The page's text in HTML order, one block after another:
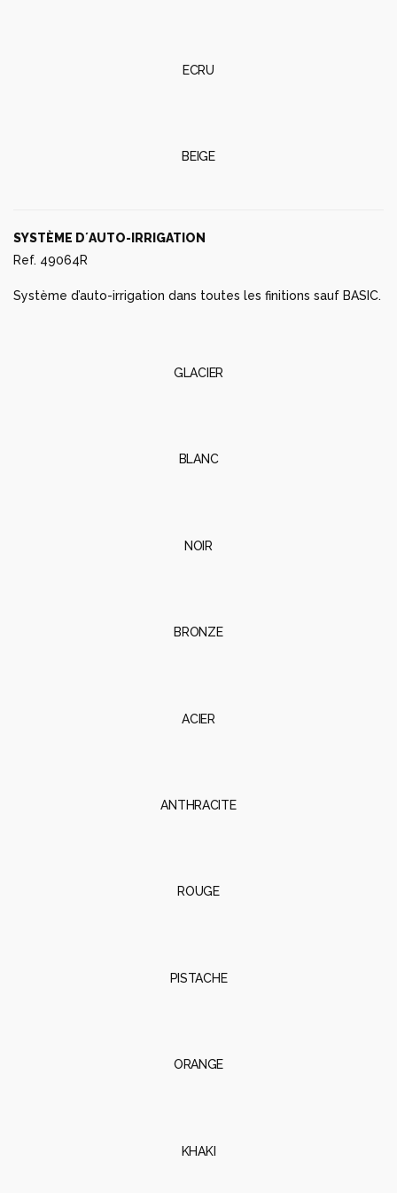
ECRU
BEIGE
SYSTÈME D´AUTO-IRRIGATION
Ref. 49064R
Système d’auto-irrigation dans toutes les finitions sauf BASIC.
GLACIER
BLANC
NOIR
BRONZE
ACIER
ANTHRACITE
ROUGE
PISTACHE
ORANGE
KHAKI